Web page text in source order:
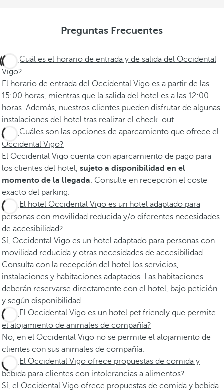
Preguntas Frecuentes
¿Cuál es el horario de entrada y de salida del Occidental
Vigo?
El horario de entrada del Occidental Vigo es a partir de las
15:00 horas, mientras que la salida del hotel es a las 12:00
horas. Además, nuestros clientes pueden disfrutar de algunas
instalaciones del hotel tras realizar el check-out.
¿Cuáles son las opciones de aparcamiento que ofrece el
Occidental Vigo?
El Occidental Vigo cuenta con aparcamiento de pago para
los clientes del hotel, sujeto a disponibilidad en el
momento de la llegada. Consulte en recepción el coste
exacto del parking.
¿El hotel Occidental Vigo es un hotel adaptado para
personas con movilidad reducida y/o diferentes necesidades
de accesibilidad?
Sí, Occidental Vigo es un hotel adaptado para personas con
movilidad reducida y otras necesidades de accesibilidad.
Consulta con la recepción del hotel los servicios,
instalaciones y habitaciones adaptados. Las habitaciones
deberán reservarse directamente con el hotel, bajo petición
y según disponibilidad.
¿El Occidental Vigo es un hotel pet friendly que permite
el alojamiento de animales de compañía?
No, en el Occidental Vigo no se permite el alojamiento de
clientes con sus animales de compañía.
¿El Occidental Vigo ofrece propuestas de comida y
bebida para clientes con intolerancias a alimentos?
Sí, el Occidental Vigo ofrece propuestas de comida y bebida